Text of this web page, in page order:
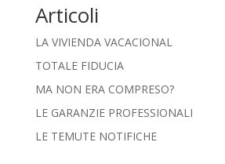
Articoli
LA VIVIENDA VACACIONAL
TOTALE FIDUCIA
MA NON ERA COMPRESO?
LE GARANZIE PROFESSIONALI
LE TEMUTE NOTIFICHE